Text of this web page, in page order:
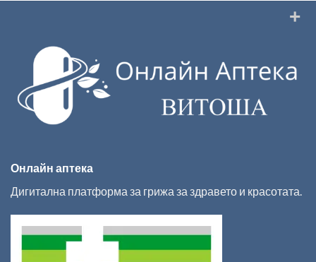
Онлайн аптека
Дигитална платформа за грижа за здравето и красотата.